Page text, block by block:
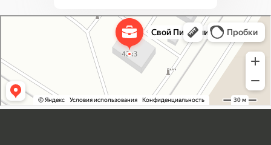
Питомник растений в Москве
Садовый центр в Москве